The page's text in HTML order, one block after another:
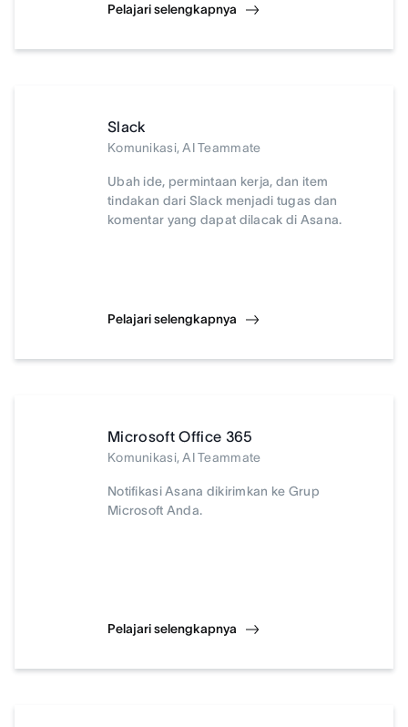
Pelajari selengkapnya
Slack
Komunikasi, AI Teammate
Ubah ide, permintaan kerja, dan item
tindakan dari Slack menjadi tugas dan
komentar yang dapat dilacak di Asana.
Pelajari selengkapnya
Microsoft Office 365
Komunikasi, AI Teammate
Notifikasi Asana dikirimkan ke Grup
Microsoft Anda.
Pelajari selengkapnya